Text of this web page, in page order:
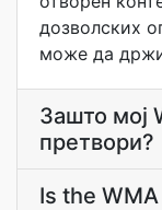
дозволских
може да
Зашто мој
претвори?
Is the